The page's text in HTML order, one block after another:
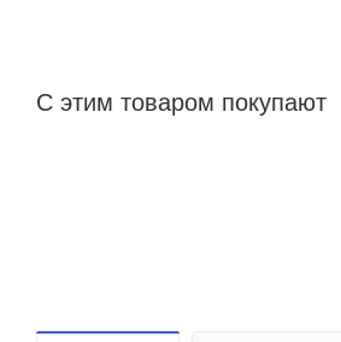
С этим товаром покупают